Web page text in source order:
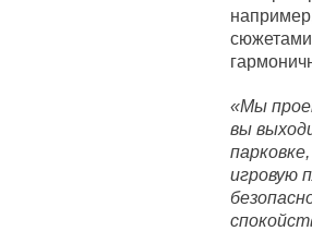
«Мы
вы
игровую